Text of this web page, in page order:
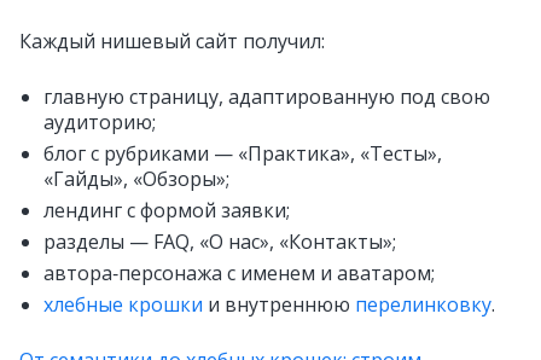
Каждый нишевый сайт получил:
главную страницу, адаптированную под свою
аудиторию;
блог с рубриками — «Практика», «Тесты»,
«Гайды», «Обзоры»;
лендинг с формой заявки;
разделы — FAQ, «О нас», «Контакты»;
автора‑персонажа с именем и аватаром;
хлебные крошки и внутреннюю перелинковку.